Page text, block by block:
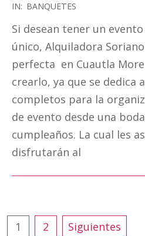
2017-
05-
13
IN: BANQUETES
Si desean tener un
único, Alquiladora
perfecta en Cuautla
crearlo, ya que se dedica
completos para la
de evento desde una
cumpleaños. La cual les
disfrutarán al
Paginación
1 2 Siguientes